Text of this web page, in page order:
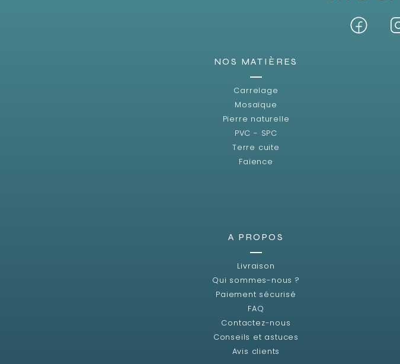
NOS MATIÈRES
Carrelage
Mosaïque
Pierre naturelle
PVC - SPC
Terre cuite
Faïence
A PROPOS
Livraison
Qui sommes-nous ?
Paiement sécurisé
FAQ
Contactez-nous
Conseils et astuces
Avis clients